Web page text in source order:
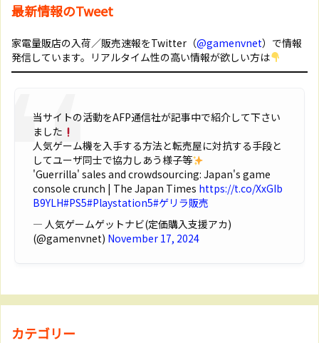
最新情報のTweet
家電量販店の入荷／販売速報をTwitter（@gamenvnet）で情報
発信しています。リアルタイム性の高い情報が欲しい方は
当サイトの活動をAFP通信社が記事中で紹介して下さい
ました
人気ゲーム機を入手する方法と転売屋に対抗する手段と
してユーザ同士で協力しあう様子等
'Guerrilla' sales and crowdsourcing: Japan's game
console crunch | The Japan Times https://t.co/XxGIb
B9YLH#PS5#Playstation5#ゲリラ販売
— 人気ゲームゲットナビ(定価購入支援アカ)
(@gamenvnet) November 17, 2024
カテゴリー